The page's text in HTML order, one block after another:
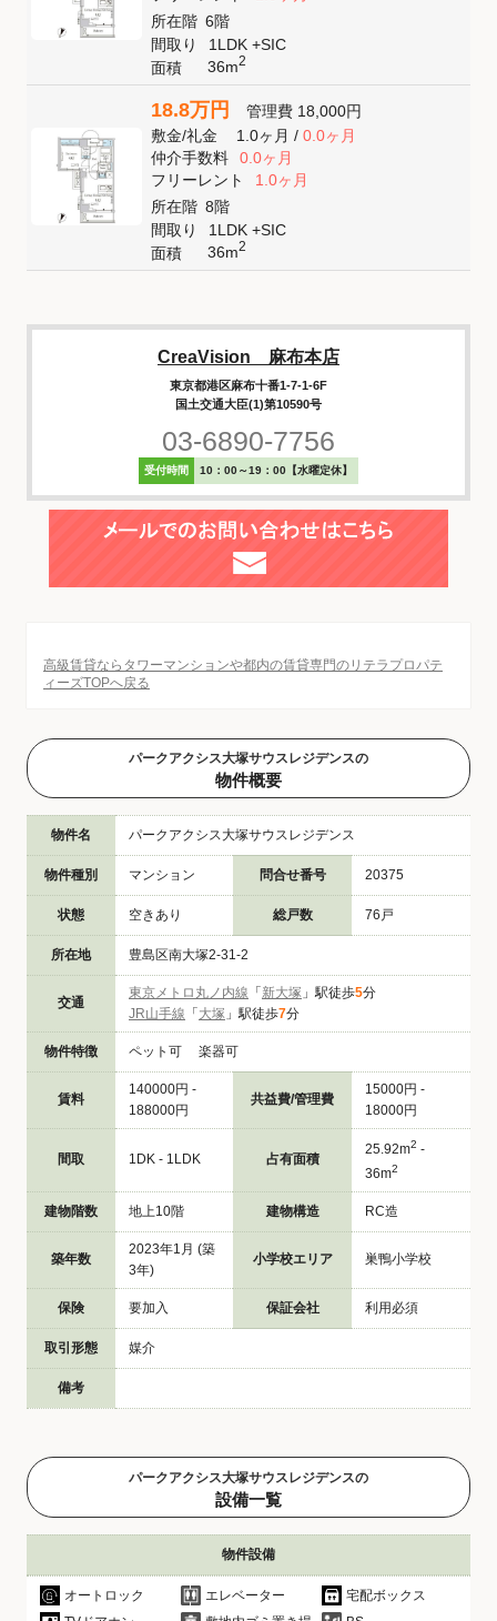
所在階 6階
間取り
1LDK +SIC
面積
36m2
18.8万円 管理費 18,000円
敷金/礼金 1.0ヶ月/ 0.0ヶ月
仲介手数料
0.0ヶ月
フリーレント
1.0ヶ月
所在階 8階
間取り
1LDK +SIC
面積
36m2
CreaVision 麻布本店
東京都港区麻布十番1-7-1-6F
国土交通大臣(1)第10590号
03-6890-7756
受付時間 10：00～19：00【水曜定休】
高級賃貸ならタワーマンションや都内の賃貸専門のリテラプロパテ
ィーズTOPへ戻る
パークアクシス大塚サウスレジデンスの
物件概要
物件名 パークアクシス大塚サウスレジデンス
物件種別 マンション 問合せ番号 20375
状態 空きあり 総戸数 76戸
所在地 豊島区南大塚2-31-2
交通
東京メトロ丸ノ内線 「 新大塚 」駅徒歩5分
JR山手線 「 大塚 」駅徒歩7分
物件特徴 ペット可 楽器可
賃料
140000円 -
188000円
共益費/管理費
15000円 -
18000円
間取 1DK - 1LDK 占有面積
25.92m2 -
36m2
建物階数 地上10階 建物構造 RC造
築年数
2023年1月 (築
3年)
小学校エリア 巣鴨小学校
保険 要加入 保証会社 利用必須
取引形態 媒介
備考
パークアクシス大塚サウスレジデンスの
設備一覧
物件設備
オートロック エレベーター
宅配ボックス